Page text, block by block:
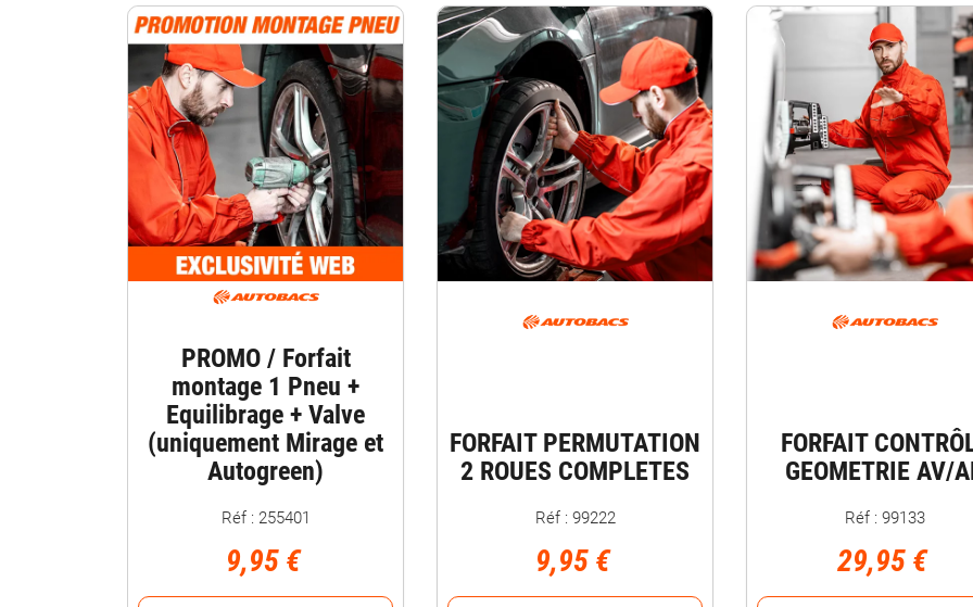
PROMO / Forfait
montage 1 Pneu +
Equilibrage + Valve
(uniquement Mirage et
Autogreen)
Réf : 255401
9,95 €
FORFAIT PERMUTATION
2 ROUES COMPLETES
Réf : 99222
9,95 €
FORFAIT
GEOMETRIE AV/
Réf : 99133
29,95 €